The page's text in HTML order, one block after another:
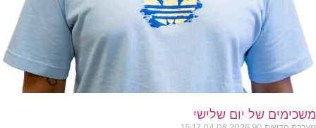
משכימים של יום שלישי